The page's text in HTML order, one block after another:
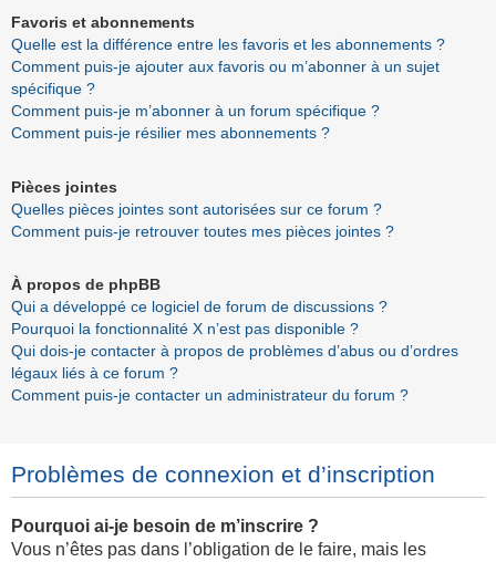
Favoris et abonnements
Quelle est la différence entre les favoris et les abonnements ?
Comment puis-je ajouter aux favoris ou m’abonner à un sujet
spécifique ?
Comment puis-je m’abonner à un forum spécifique ?
Comment puis-je résilier mes abonnements ?
Pièces jointes
Quelles pièces jointes sont autorisées sur ce forum ?
Comment puis-je retrouver toutes mes pièces jointes ?
À propos de phpBB
Qui a développé ce logiciel de forum de discussions ?
Pourquoi la fonctionnalité X n’est pas disponible ?
Qui dois-je contacter à propos de problèmes d’abus ou d’ordres
légaux liés à ce forum ?
Comment puis-je contacter un administrateur du forum ?
Problèmes de connexion et d’inscription
Pourquoi ai-je besoin de m’inscrire ?
Vous n’êtes pas dans l’obligation de le faire, mais les